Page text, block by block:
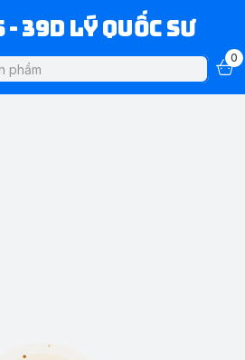
39D Lý Quốc Sư
0